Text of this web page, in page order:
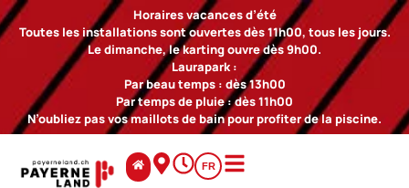
Horaires vacances d’été
Toutes les installations sont ouvertes dès 11h00, tous les jours.
Le dimanche, le karting ouvre dès 9h00.
Laurapark :
Par beau temps : dès 13h00
Par temps de pluie : dès 11h00
N’oubliez pas vos maillots de bain pour profiter de la piscine.
FR